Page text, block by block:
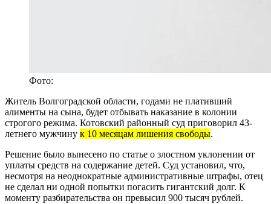
Фото:
Житель Волгоградской области, годами не плативший
алименты на сына, будет отбывать наказание в колонии
строгого режима. Котовский районный суд приговорил 43-
летнего мужчину к 10 месяцам лишения свободы.
Решение было вынесено по статье о злостном уклонении от
уплаты средств на содержание детей. Суд установил, что,
несмотря на неоднократные административные штрафы, отец
не сделал ни одной попытки погасить гигантский долг. К
моменту разбирательства он превысил 900 тысяч рублей.